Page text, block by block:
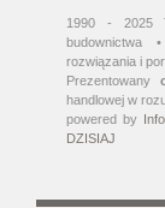
1990 - 2025
budownictwa
rozwiązania i
Prezentowany
handlowej w
powered by
DZISIAJ